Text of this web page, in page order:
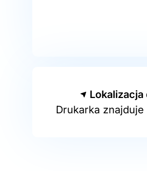
Lokalizacja
Drukarka